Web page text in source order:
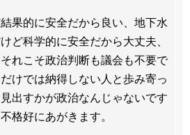
果的に安全だから良い、地下水
ど科学的に安全だから大丈夫、
れこそ政治判断も議会も不要で
けでは納得しない人と歩み寄っ
出すかが政治なんじゃないです
格好にあがきます。